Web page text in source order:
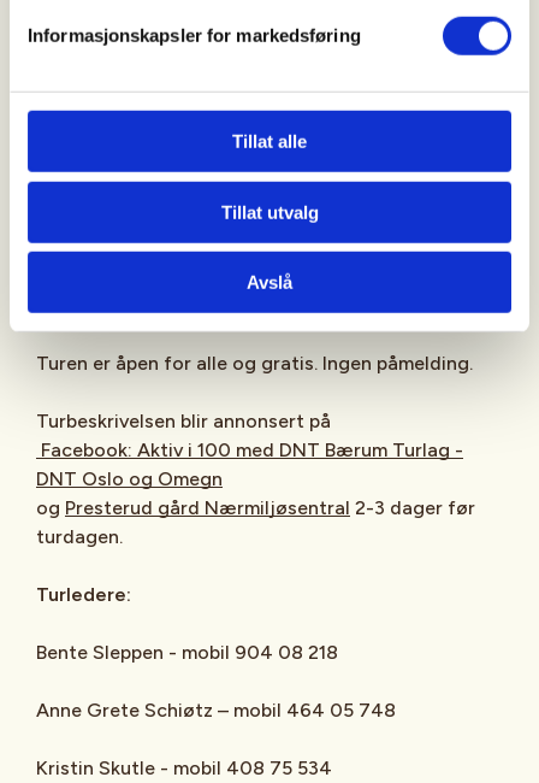
Informasjonskapsler for markedsføring
Tillat alle
Tillat utvalg
Avslå
Fottøy og klær tilpasset vær og føre er viktig. Ta
Ta gjerne med deg en venn - det er alltid plass til en
vi 1 – 2 turledere.
Oppmøte:Presterud gård Nærmiljøsentral, Gamle
Ringeriksvei 49, 1357 Bekkestua, 10 min før avgang,
Turen er åpen for alle og gratis. Ingen påmelding.
Turbeskrivelsen blir annonsert på
Facebook: Aktiv i 100 med DNT Bærum Turlag -
DNT Oslo og Omegn
og Presterud gård Nærmiljøsentral 2-3 dager før
turdagen.
Turledere:
Bente Sleppen - mobil 904 08 218
Anne Grete Schiøtz – mobil 464 05 748
Kristin Skutle - mobil 408 75 534